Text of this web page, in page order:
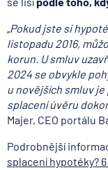
„Pokud jste si
listopadu 2016,
korun. U smluv
2024 se obvykle
u novějších smluv
splacení úvěru
Majer, CEO portálu
Podrobnější
splacení hypotéky?